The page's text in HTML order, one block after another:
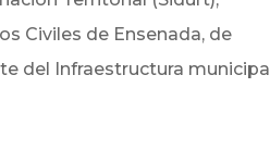
Civiles de Ensenada, de
del Infraestructura municipal